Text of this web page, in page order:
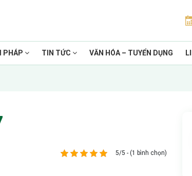
PHÁP TIN TỨC VĂN HÓA – TUYỂN DỤNG
5/5 - (1 bình chọn)